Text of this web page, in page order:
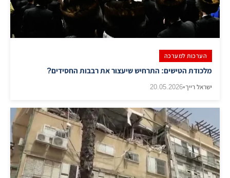
הערכות למערכה
מלכודת הטישים: התרחיש שיעצור את רבבות החסידים?
ישראל רייך•
20.05.2026